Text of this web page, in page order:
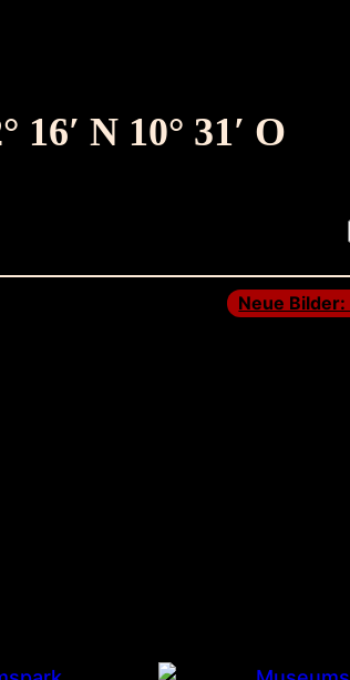
N 10° 31′ O
Neue Bilder: